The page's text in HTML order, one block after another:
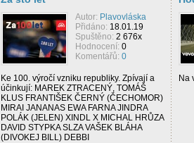
Autor: Plavovláska
Přidáno: 18.01.19
Spuštěno: 2 676x
Hodnocení: 0
Komentářů: 0
Ke 100. výročí vzniku republiky. Zpívají a
účinkují: MAREK ZTRACENÝ, TOMÁŠ
KLUS FRANTIŠEK ČERNÝ (ČECHOMOR)
MIRAI JANANAS EWA FARNA JINDRA
POLÁK (JELEN) XINDL X MICHAL HRŮZA
DAVID STYPKA SLZA VAŠEK BLÁHA
(DIVOKEJ BILL) DEBBI
Na